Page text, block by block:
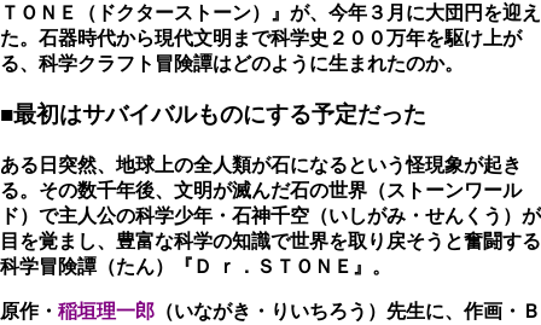
ＴＯＮＥ（ドクターストーン）』が、今年３月に大団円を迎え
た。石器時代から現代文明まで科学史２００万年を駆け上が
る、科学クラフト冒険譚はどのように生まれたのか。
■最初はサバイバルものにする予定だった
ある日突然、地球上の全人類が石になるという怪現象が起き
る。その数千年後、文明が滅んだ石の世界（ストーンワール
ド）で主人公の科学少年・石神千空（いしがみ・せんくう）が
目を覚まし、豊富な科学の知識で世界を取り戻そうと奮闘する
科学冒険譚（たん）『Ｄ ｒ．ＳＴＯＮＥ』。
原作・ 稲垣理一郎 （いながき・りいちろう）先生に、作画・Ｂ